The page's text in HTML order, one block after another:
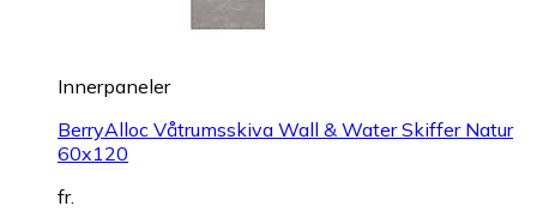
Innerpaneler
BerryAlloc Våtrumsskiva Wall & Water Skiffer Natur
60x120
fr.